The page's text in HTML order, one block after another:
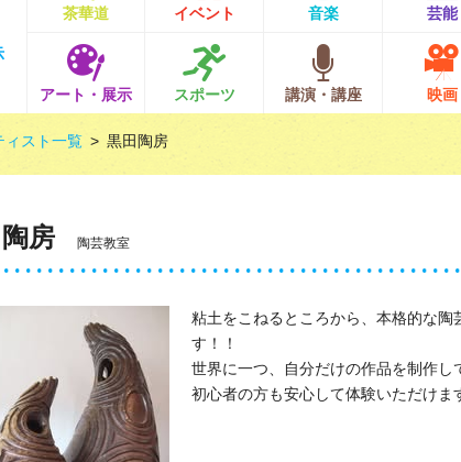
茶華道 イベント 音楽 芸能
アート・展示 スポーツ 講演・講座 映画
ィスト一覧 黒田陶房
房 陶芸教室
粘土をこねるところから、本格的な陶
す！！
世界に一つ、自分だけの作品を制作し
初心者の方も安心して体験いただけま